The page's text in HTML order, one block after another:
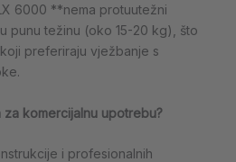
6000 **nema protuutežni
punu težinu (oko 15-20 kg), što
preferiraju vježbanje s
za komercijalnu upotrebu?
i profesionalnih